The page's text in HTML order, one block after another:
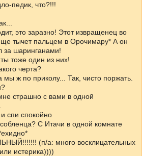
педик, что?!!!
это заразно! Этот извращенец во
тычет пальцем в Орочимару* А он
за шаринганами!
тоже один из них!
черта?
ж по приколу... Так, чисто поржать.
страшно с вами в одной
спи спокойно
С Итачи в одной комнате
(п/а: много восклицательных
истерика))))